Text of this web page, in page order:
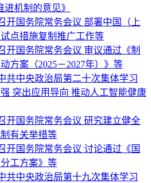
机制的意见》
开国务院常务会议 部署中国（上
点措施复制推广工作等
开国务院常务会议 审议通过《制
方案（2025－2027年）》等
共中央政治局第二十次集体学习
突出应用导向 推动人工智能健康
开国务院常务会议 研究建立健全
有关举措等
开国务院常务会议 讨论通过《国
工方案》等
共中央政治局第十九次集体学习